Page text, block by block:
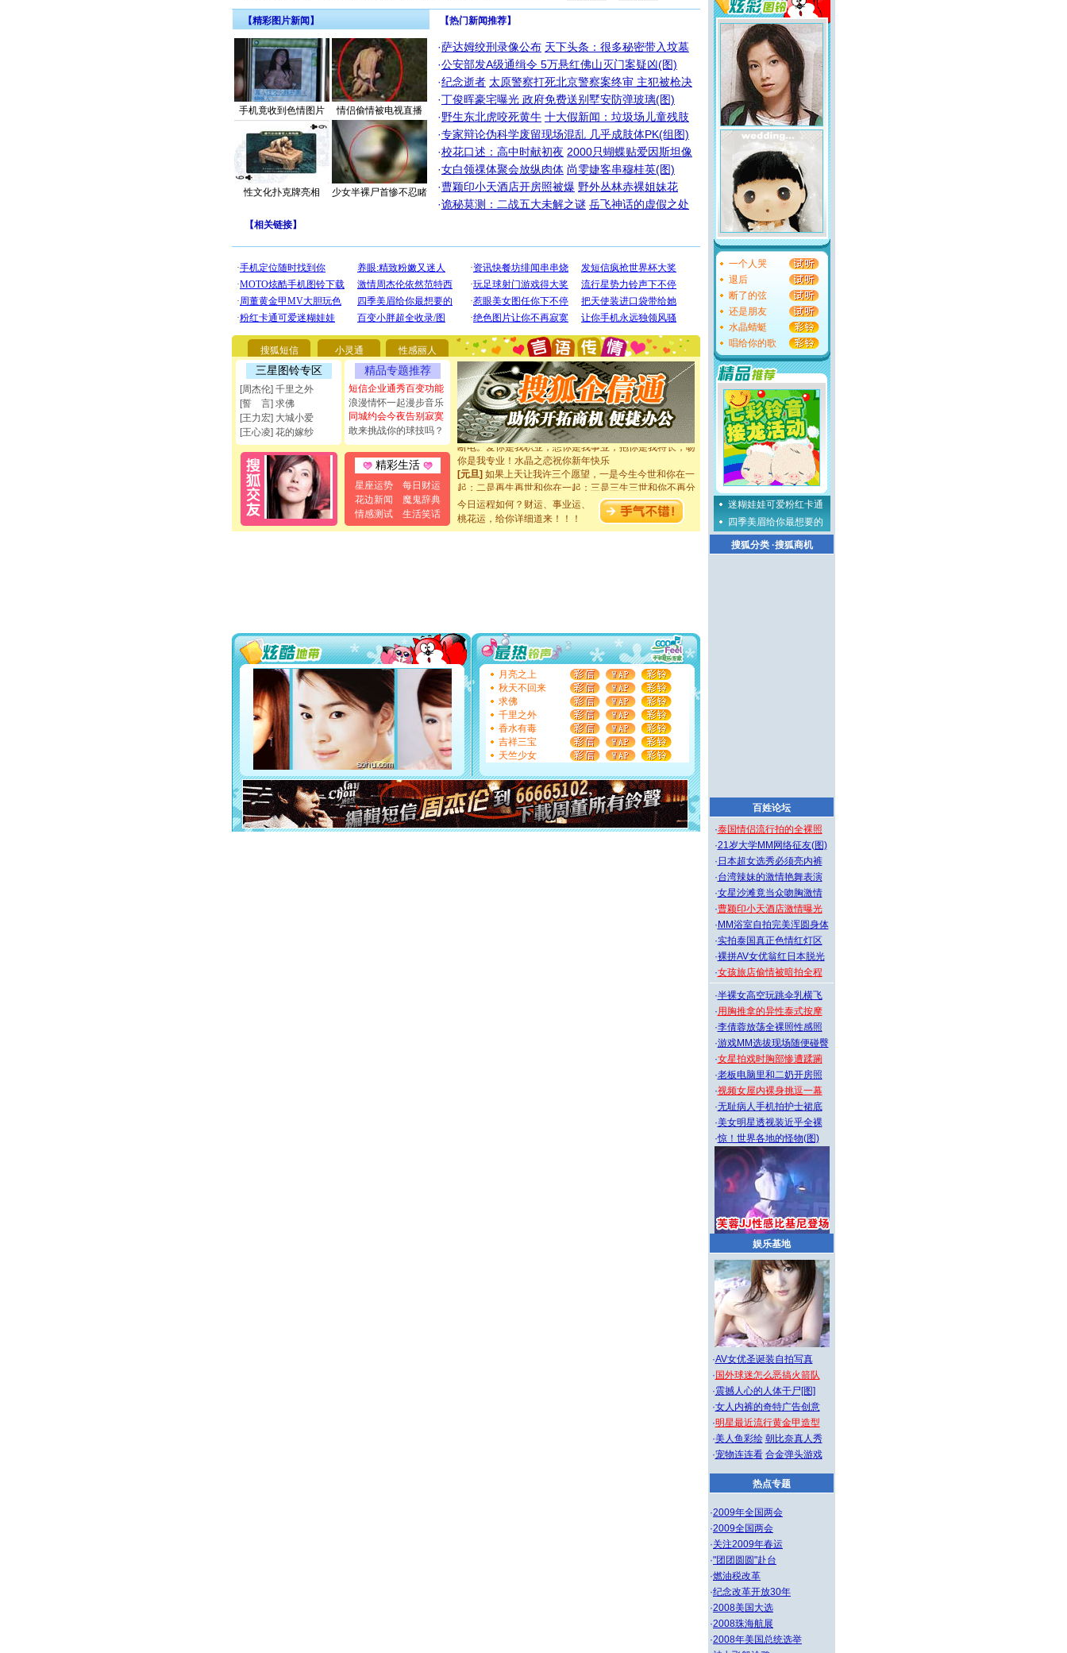
【精彩图片新闻】
手机竟收到色情图片 情侣偷情被电视直播
性文化扑克牌亮相 少女半裸尸首惨不忍睹
【热门新闻推荐】
·萨达姆绞刑录像公布 天下头条：很多秘密带入坟墓
·公安部发A级通缉令 5万悬红佛山灭门案疑凶(图)
·纪念逝者 太原警察打死北京警察案终审 主犯被枪决
·丁俊晖豪宅曝光 政府免费送别墅安防弹玻璃(图)
·野生东北虎咬死黄牛 十大假新闻：垃圾场儿童残肢
·专家辩论伪科学废留现场混乱 几乎成肢体PK(组图)
·校花口述：高中时献初夜 2000只蝴蝶贴爱因斯坦像
·女白领祼体聚会放纵肉体 尚雯婕客串穆桂英(图)
·曹颖印小天酒店开房照被爆 野外丛林赤裸姐妹花
·诡秘莫测：二战五大未解之谜 岳飞神话的虚假之处
【相关链接】
搜狐短信 小灵通 性感丽人
三星图铃专区
[周杰伦] 千里之外
[誓 言] 求佛
[王力宏] 大城小爱
[王心凌] 花的嫁纱
精品专题推荐
短信企业通秀百变功能
浪漫情怀一起漫步音乐
同城约会今夜告别寂寞
敢来挑战你的球技吗？
精彩生活
星座运势
每日财运
花边新闻
魔鬼辞典
情感测试
生活笑话
[圣诞节]圣诞节到了，想想没什么送给你的，又不打算给
要平安！千万要知足！千万不要忘记我！
[圣诞节]不只这样的日子才会想起你,而是这样的日子才
能正大光明地骚扰你,告诉你,圣诞要快乐!新年要快乐!天天
都要快乐噢!
[圣诞节]奉上一颗祝福的心,在这个特别的日子里,愿幸福,
如意,快乐,鲜花,一切美好的祝愿与你同在.圣诞快乐!
[元旦]看到你我会触电；看不到你我要充电；没有你我会
断电。爱你是我职业，想你是我事业，抱你是我特长，吻
你是我专业！水晶之恋祝你新年快乐
[元旦]如果上天让我许三个愿望，一是今生今世和你在一
起；二是再生再世和你在一起；三是三生三世和你不再分
离。水晶之恋祝你新年快乐
[元旦]当我狠下心扭头离去那一刻，你在我身后无助地哭
泣，这痛楚让我明白我多么爱你。我转身抱住你：这猪不
卖了。水晶之恋祝你新年快乐。
你太多，只有给你五千万：千万快乐！千万要健康！千万
要平安！千万要知足！千万不要忘记我！
[圣诞节]
不只这样的日子才会想起你,而是这样的日子才
能正大光明地骚扰你,告诉你,圣诞要快乐!新年要快乐!天天
都要快乐噢!
[圣诞节]
奉上一颗祝福的心,在这个特别的日子里,愿幸福,
如意,快乐,鲜花,一切美好的祝愿与你同在.圣诞快乐!
[元旦]
看到你我会触电；看不到你我要充电；没有你我会
断电。爱你是我职业，想你是我事业，抱你是我特长，吻
你是我专业！水晶之恋祝你新年快乐
[元旦]如果上天让我许三个愿望，一是今生今世和你在一
起；二是再生再世和你在一起；三是三生三世和你不再分
离。水晶之恋祝你新年快乐
[元旦]当我狠下心扭头离去那一刻，你在我身后无助地哭
泣，这痛楚让我明白我多么爱你。我转身抱住你：这猪不
今日运程如何？财运、事业运、
桃花运，给你详细道来！！！
月亮之上
秋天不回来
求佛
千里之外
香水有毒
吉祥三宝
天竺少女
一个人哭
退后
断了的弦
还是朋友
水晶蜻蜓
唱给你的歌
迷糊娃娃可爱粉红卡通
四季美眉给你最想要的
搜狐分类·搜狐商机
百姓论坛
·泰国情侣流行拍的全裸照
·21岁大学MM网络征友(图)
· 日本超女选秀必须亮内裤
·台湾辣妹的激情艳舞表演
·女星沙滩竟当众吻胸激情
·曹颖印小天酒店激情曝光
· MM浴室自拍完美浑圆身体
·实拍泰国真正色情红灯区
·裸拼AV女优翁红日本脱光
·女孩旅店偷情被暗拍全程
·半裸女高空玩跳伞乳横飞
·用胸推拿的异性泰式按摩
·李倩蓉放荡全裸照性感照
·游戏MM选拔现场随便碰臀
·女星拍戏时胸部惨遭蹂躏
·老板电脑里和二奶开房照
·视频女屋内裸身挑逗一幕
·无耻病人手机拍护士裙底
·美女明星透视装近乎全裸
·惊！世界各地的怪物(图)
娱乐基地
·AV女优圣诞装自拍写真
· 国外球迷怎么恶搞火箭队
·震撼人心的人体干尸[图]
·女人内裤的奇特广告创意
·明星最近流行黄金甲造型
·美人鱼彩绘 朝比奈真人秀
·宠物连连看 合金弹头游戏
热点专题
·2009年全国两会
·2009全国两会
·关注2009年春运
·"团团圆圆"赴台
·燃油税改革
·纪念改革开放30年
·2008美国大选
·2008珠海航展
·2008年美国总统选举